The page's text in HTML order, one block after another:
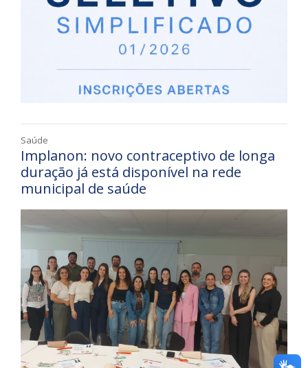
Saúde
Implanon: novo contraceptivo de longa
duração já está disponível na rede
municipal de saúde